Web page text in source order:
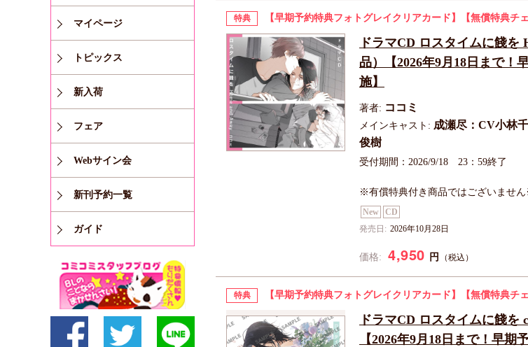
マイページ
トピックス
新入荷
フェア
Webサイン会
新刊予約一覧
ガイド
特典 【早期予約特典フォトグレイクリアカード】 【無償特典チ
ドラマCD ロスタイムに餞を
品）【2026年9月18日まで！
施】
著者: ココミ
メインキャスト: 成瀬尽：CV小林
俊樹
受付期間：2026/9/18 23：59終了
※有償特典付き商品ではございませ
New
CD
発売日: 2026年10月28日
価格: 4,950 円 （税込）
特典 【早期予約特典フォトグレイクリアカード】 【無償特典チ
ドラマCD ロスタイムに餞を
【2026年9月18日まで！早期